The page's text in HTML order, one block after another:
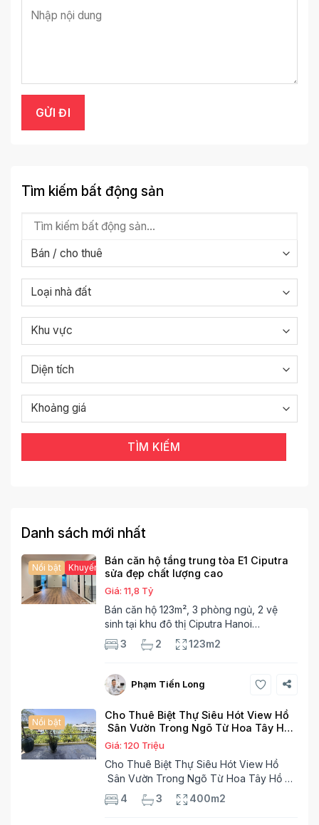
Tìm kiếm bất động sản
TÌM KIẾM
Danh sách mới nhất
Nổi bật Khuyến mại hấp dẫn
Bán căn hộ tầng trung tòa E1 Ciputra
sửa đẹp chất lượng cao
Giá: 11,8 Tỷ
Bán căn hộ 123m², 3 phòng ngủ, 2 vệ
sinh tại khu đô thị Ciputra Hanoi
International City. Căn hộ đã sửa mới kỹ,
chất lượng cao, sàn gỗ, bếp hiện đại,
hộ: Diện tích:
3 2 123m2
Phạm Tiến Long
Nổi bật
Cho Thuê Biệt Thự Siêu Hót View Hồ
Sân Vườn Trong Ngõ Từ Hoa Tây Hồ
Hà Nội
Giá: 120 Triệu
Cho Thuê Biệt Thự Siêu Hót View Hồ
Sân Vườn Trong Ngõ Từ Hoa Tây Hồ Hà
Nội Diện tích đất 170m². Diện tích xây
dựng 100m²x4 tầng,4 phòng ngủ, 3
4 3 400m2